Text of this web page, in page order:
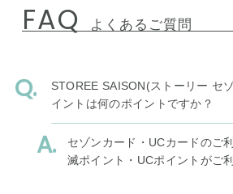
FAQ よくあるご質問
STOREE SAISON(ストーリー セ
イントは何のポイントですか？
セゾンカード・UCカードのご
滅ポイント・UCポイントがご